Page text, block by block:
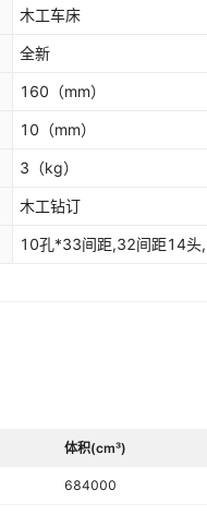
木工车床
全新
160 （mm）
10 （mm）
3 （kg）
木工钻订
10孔*33间距,32间距14头
体积(cm³)
684000